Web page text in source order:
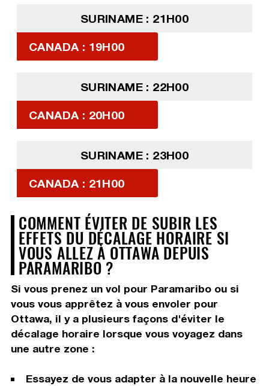
SURINAME : 21H00
CANADA : 19H00
SURINAME : 22H00
CANADA : 20H00
SURINAME : 23H00
CANADA : 21H00
COMMENT ÉVITER DE SUBIR LES
EFFETS DU DÉCALAGE HORAIRE SI
VOUS ALLEZ À OTTAWA DEPUIS
PARAMARIBO ?
Si vous prenez un vol pour Paramaribo ou si
vous vous apprêtez à vous envoler pour
Ottawa, il y a plusieurs façons d'éviter le
décalage horaire lorsque vous voyagez dans
une autre zone :
Essayez de vous adapter à la nouvelle heure